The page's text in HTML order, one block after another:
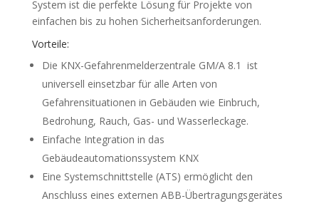
System ist die perfekte Lösung für Projekte von
einfachen bis zu hohen Sicherheitsanforderungen.
Vorteile:
Die KNX-Gefahrenmelderzentrale GM/A 8.1 ist
universell einsetzbar für alle Arten von
Gefahrensituationen in Gebäuden wie Einbruch,
Bedrohung, Rauch, Gas- und Wasserleckage.
Einfache Integration in das
Gebäudeautomationssystem KNX
Eine Systemschnittstelle (ATS) ermöglicht den
Anschluss eines externen ABB-Übertragungsgerätes